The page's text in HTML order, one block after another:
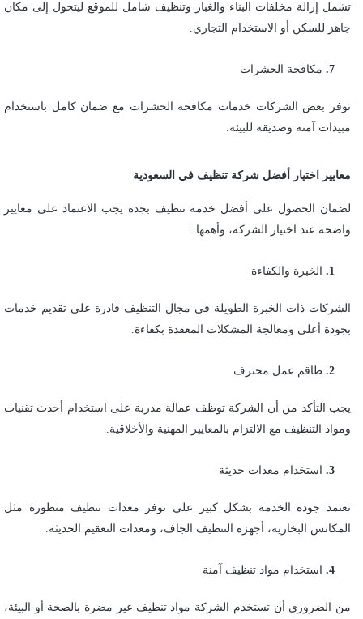
تشمل إزالة مخلفات البناء والغبار وتنظيف شامل للموقع ليتحول إلى مكان
جاهز للسكن أو الاستخدام التجاري.
مكافحة الحشرات
توفر بعض الشركات خدمات مكافحة الحشرات مع ضمان كامل باستخدام
مبيدات آمنة وصديقة للبيئة.
معايير اختيار أفضل شركة تنظيف في السعودية
لضمان الحصول على أفضل خدمة تنظيف بجدة يجب الاعتماد على معايير
واضحة عند اختيار الشركة، وأهمها:
الخبرة والكفاءة
الشركات ذات الخبرة الطويلة في مجال التنظيف قادرة على تقديم خدمات
بجودة أعلى ومعالجة المشكلات المعقدة بكفاءة.
طاقم عمل محترف
يجب التأكد من أن الشركة توظف عمالة مدربة على استخدام أحدث تقنيات
ومواد التنظيف مع الالتزام بالمعايير المهنية والأخلاقية.
استخدام معدات حديثة
تعتمد جودة الخدمة بشكل كبير على توفر معدات تنظيف متطورة مثل
المكانس البخارية، أجهزة التنظيف الجاف، ومعدات التعقيم الحديثة.
استخدام مواد تنظيف آمنة
من الضروري أن تستخدم الشركة مواد تنظيف غير مضرة بالصحة أو البيئة،